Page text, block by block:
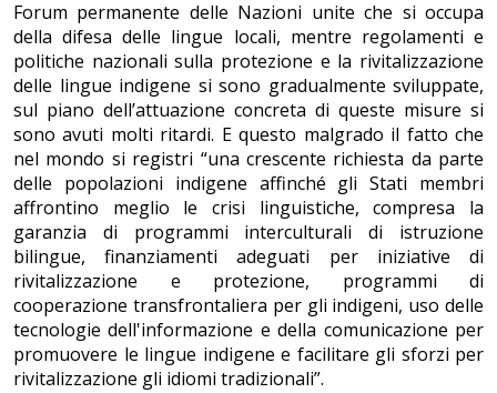
Forum permanente delle Nazioni unite che si occupa
della difesa delle lingue locali, mentre regolamenti e
politiche nazionali sulla protezione e la rivitalizzazione
delle lingue indigene si sono gradualmente sviluppate,
sul piano dell’attuazione concreta di queste misure si
sono avuti molti ritardi. E questo malgrado il fatto che
nel mondo si registri “una crescente richiesta da parte
delle popolazioni indigene affinché gli Stati membri
affrontino meglio le crisi linguistiche, compresa la
garanzia di programmi interculturali di istruzione
bilingue, finanziamenti adeguati per iniziative di
rivitalizzazione e protezione, programmi di
cooperazione transfrontaliera per gli indigeni, uso delle
tecnologie dell'informazione e della comunicazione per
promuovere le lingue indigene e facilitare gli sforzi per
rivitalizzazione gli idiomi tradizionali”.